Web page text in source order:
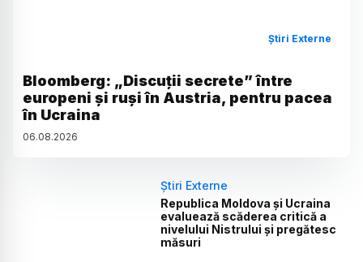
Știri Externe
Bloomberg: „Discuții secrete” între
europeni și ruși în Austria, pentru pacea
în Ucraina
06.08.2026
Știri Externe
Republica Moldova și Ucraina
evaluează scăderea critică a
nivelului Nistrului și pregătesc
măsuri